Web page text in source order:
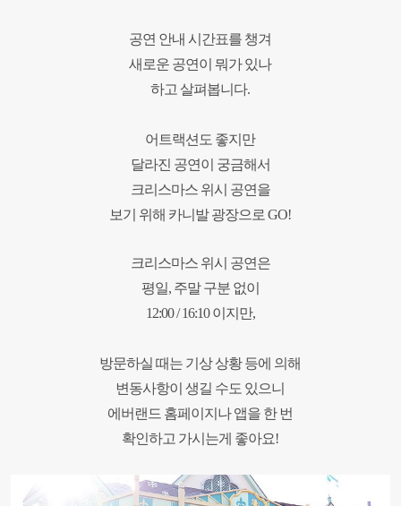
공연 안내 시간표를 챙겨
새로운 공연이 뭐가 있나
하고 살펴봅니다.
어트랙션도 좋지만
달라진 공연이 궁금해서
크리스마스 위시 공연을
보기 위해 카니발 광장으로 GO!
크리스마스 위시 공연은
평일, 주말 구분 없이
12:00 / 16:10 이지만,
방문하실 때는 기상 상황 등에 의해
변동사항이생길 수도 있으니
에버랜드 홈페이지나앱을 한 번
확인하고 가시는게 좋아요!